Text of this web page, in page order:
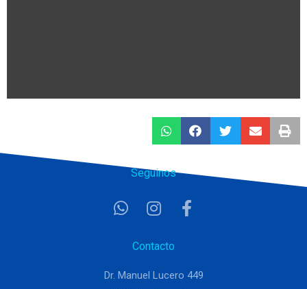
Seguinos
Contacto
Dr. Manuel Lucero 449